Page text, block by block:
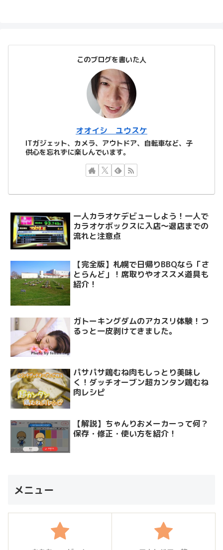
このブログを書いた人
オオイシ ユウスケ
ITガジェット、カメラ、アウトドア、自転車など、子
供心を忘れずに楽しんでいます。
一人カラオケデビューしよう！一人で
カラオケボックスに入店～退店までの
流れと注意点
【完全版】札幌で日帰りBBQなら「さ
とらんど」！席取りやオススメ道具も
紹介！
ガトーキングダムのアカスリ体験！つ
るっと一皮剥けてきました。
パサパサ鶏むね肉もしっとり美味し
く！ダッチオーブン超カンタン鶏むね
肉レシピ
【解説】ちゃんりおメーカーって何？
保存・修正・使い方を紹介！
メニュー